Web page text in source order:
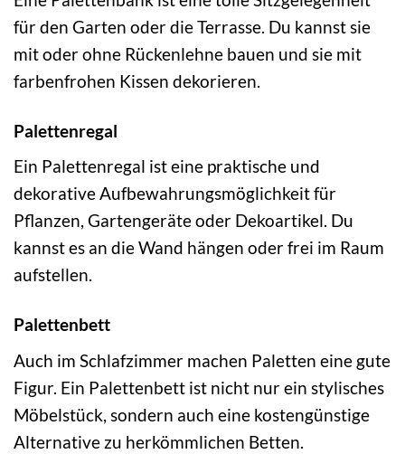
für den Garten oder die Terrasse. Du kannst sie
mit oder ohne Rückenlehne bauen und sie mit
farbenfrohen Kissen dekorieren.
Palettenregal
Ein Palettenregal ist eine praktische und
dekorative Aufbewahrungsmöglichkeit für
Pflanzen, Gartengeräte oder Dekoartikel. Du
kannst es an die Wand hängen oder frei im Raum
aufstellen.
Palettenbett
Auch im Schlafzimmer machen Paletten eine gute
Figur. Ein Palettenbett ist nicht nur ein stylisches
Möbelstück, sondern auch eine kostengünstige
Alternative zu herkömmlichen Betten.